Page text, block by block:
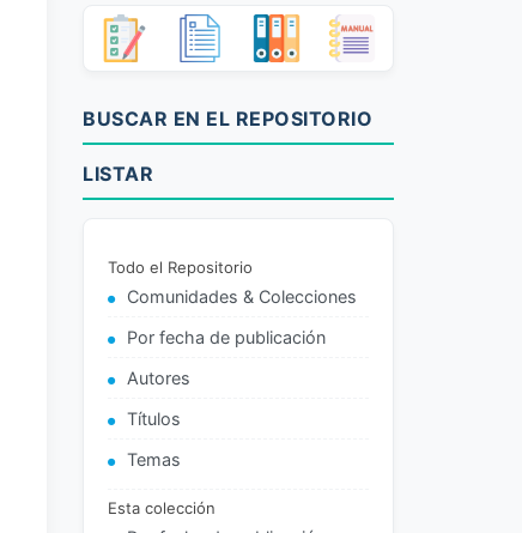
BUSCAR EN EL REPOSITORIO
LISTAR
Todo el Repositorio
Comunidades & Colecciones
Por fecha de publicación
Autores
Títulos
Temas
Esta colección